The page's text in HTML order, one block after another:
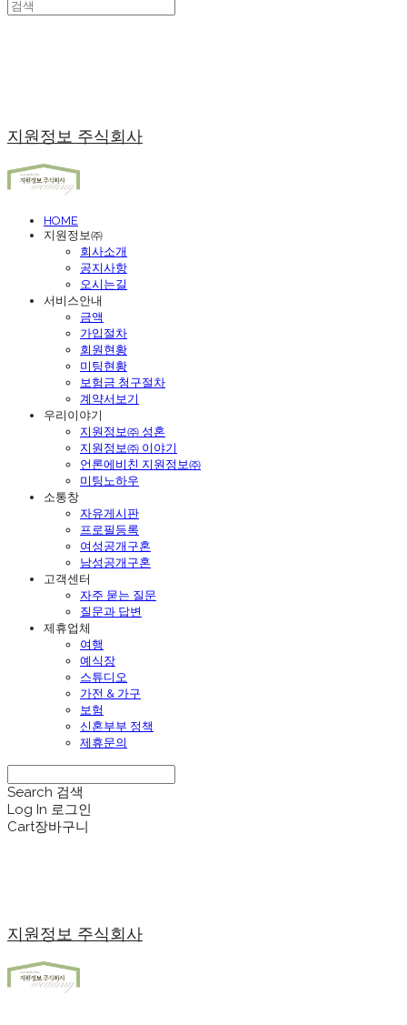
지원정보 주식회사
HOME
지원정보㈜
회사소개
공지사항
오시는길
서비스안내
금액
가입절차
회원현황
미팅현황
보험금 청구절차
계약서보기
우리이야기
지원정보㈜ 성혼
지원정보㈜ 이야기
언론에비친 지원정보㈜
미팅노하우
소통창
자유게시판
프로필등록
여성공개구혼
남성공개구혼
고객센터
자주 묻는 질문
질문과 답변
제휴업체
여행
예식장
스튜디오
가전 & 가구
보험
신혼부부 정책
제휴문의
Search 검색
Log In 로그인
Cart장바구니
지원정보 주식회사